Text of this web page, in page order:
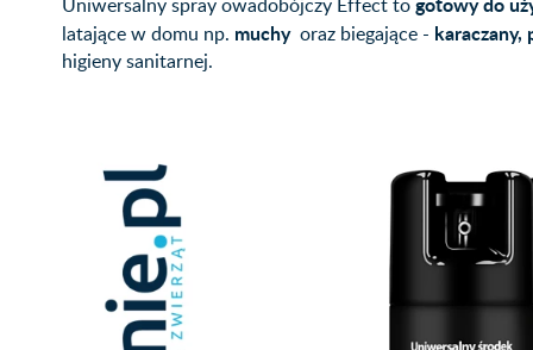
latające w domu np. muchy oraz biegające -
higieny sanitarnej.